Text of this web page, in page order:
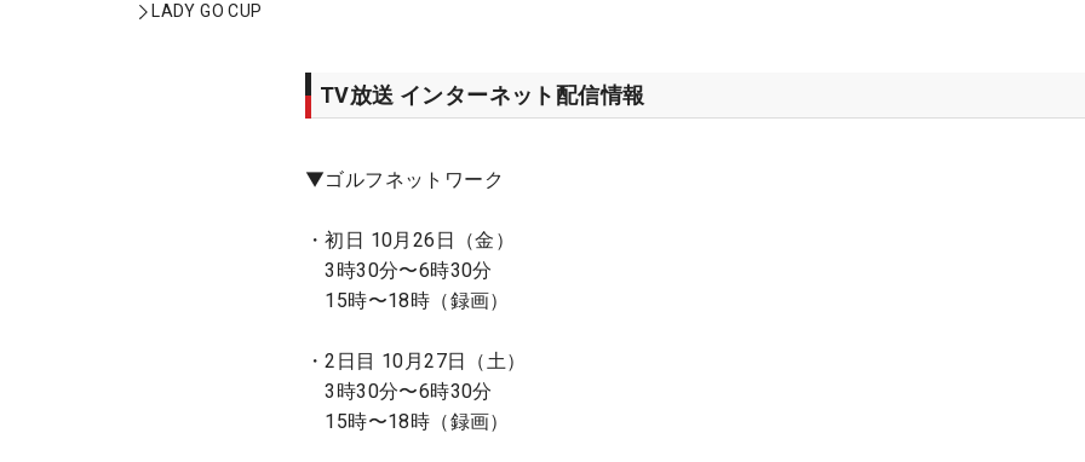
LADY GO CUP
TV放送 インターネット配信情報
▼ゴルフネットワーク
・初日 10月26日（金）
3時30分〜6時30分
15時〜18時（録画）
・2日目 10月27日（土）
3時30分〜6時30分
15時〜18時（録画）